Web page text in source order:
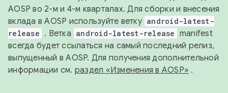
AOSP во 2-м и 4-м кварталах. Для сборки и внесения
вклада в AOSP используйте ветку android-latest-
release . Ветка android-latest-release manifest
всегда будет ссылаться на самый последний релиз,
выпущенный в AOSP. Для получения дополнительной
информации см. раздел «Изменения в AOSP» .